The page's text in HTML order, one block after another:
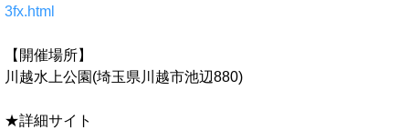
3fx.html
【開催場所】
川越水上公園(埼玉県川越市池辺880)
★詳細サイト